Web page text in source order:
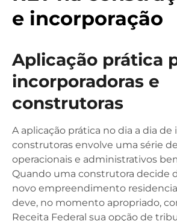
e incorporação
Aplicação prática
incorporadoras e
construtoras
A aplicação prática no dia a dia de
construtoras envolve uma série
operacionais e administrativos
Quando uma construtora decide
novo empreendimento
deve, no momento apropriado,
Receita Federal sua opção de